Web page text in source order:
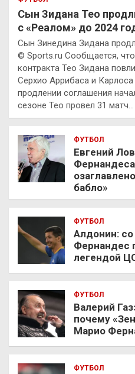
Сын Зидана Тео
с «Реалом» до 2024
Сын Зинедина Зидана
© Sports.ru Сообщается,
контракта Тео Зидана
Серхио Аррибаса и
продлении соглашения
сезоне Тео провел 31 матч…
ФУТБОЛ
Евгений
бабло»
ФУТБОЛ
Алдонин:
Фернандес
легендой
ФУТБОЛ
Валерий
почему
Марио
ФУТБОЛ